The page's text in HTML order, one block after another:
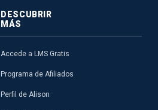
DESCUBRIR
MÁS
Accede a LMS Gratis
Programa de Afiliados
Perfil de Alison